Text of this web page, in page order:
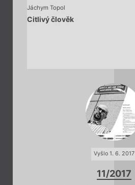
Jáchym Topol
Citlivý člověk
Vyšlo 1. 6. 2017
11/2017